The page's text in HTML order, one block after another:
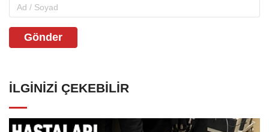
Gönder
İLGINIZI ÇEKEBILIR